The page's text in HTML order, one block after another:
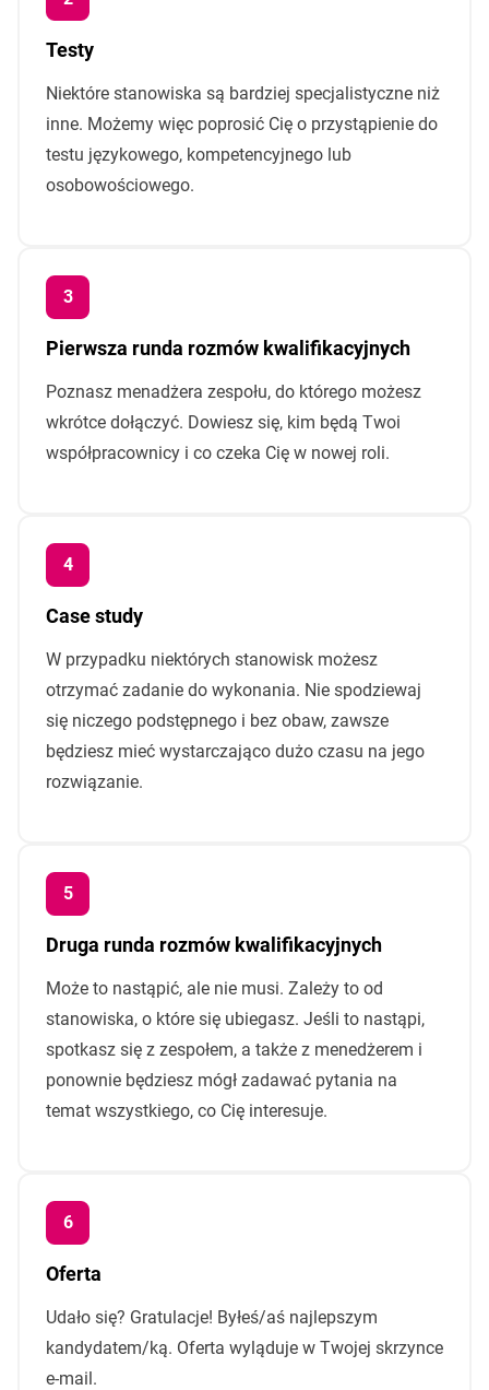
Testy
Niektóre stanowiska są bardziej specjalistyczne niż
inne. Możemy więc poprosić Cię o przystąpienie do
testu językowego, kompetencyjnego lub
osobowościowego.
Pierwsza runda rozmów kwalifikacyjnych
Poznasz menadżera zespołu, do którego możesz
wkrótce dołączyć. Dowiesz się, kim będą Twoi
współpracownicy i co czeka Cię w nowej roli.
Case study
W przypadku niektórych stanowisk możesz
otrzymać zadanie do wykonania. Nie spodziewaj
się niczego podstępnego i bez obaw, zawsze
będziesz mieć wystarczająco dużo czasu na jego
rozwiązanie.
Druga runda rozmów kwalifikacyjnych
Może to nastąpić, ale nie musi. Zależy to od
stanowiska, o które się ubiegasz. Jeśli to nastąpi,
spotkasz się z zespołem, a także z menedżerem i
ponownie będziesz mógł zadawać pytania na
temat wszystkiego, co Cię interesuje.
Oferta
Udało się? Gratulacje! Byłeś/aś najlepszym
kandydatem/ką. Oferta wyląduje w Twojej skrzynce
e-mail.